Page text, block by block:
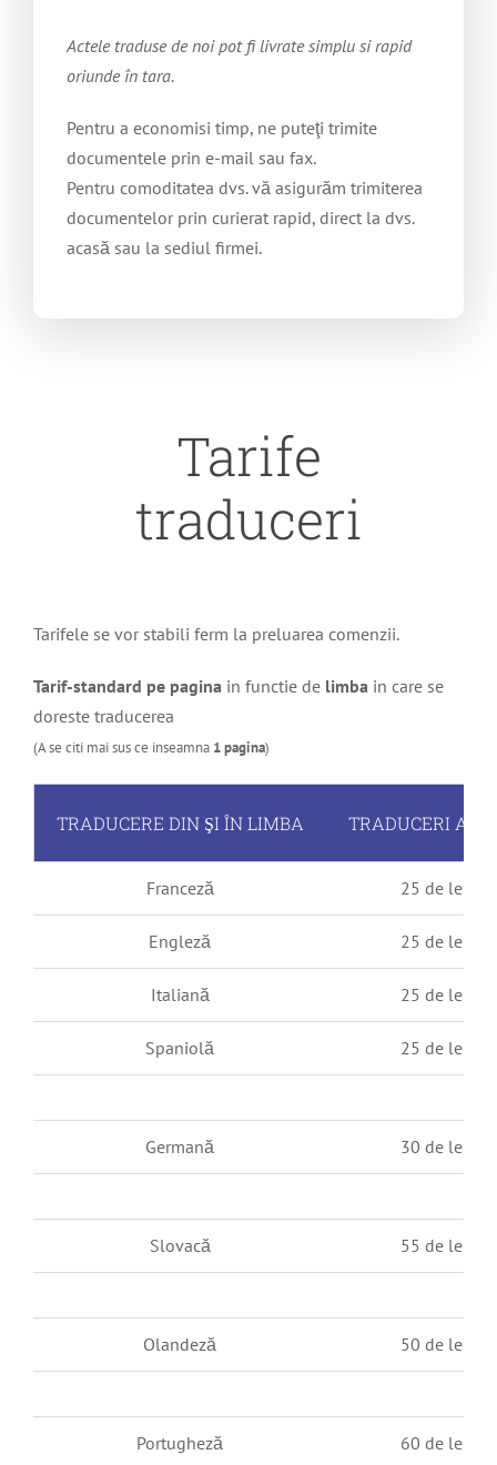
Actele traduse de noi pot fi livrate simplu si rapid
oriunde în tara.
Pentru a economisi timp, ne puteţi trimite
documentele prin e-mail sau fax.
Pentru comoditatea dvs. vă asigurăm trimiterea
documentelor prin curierat rapid, direct la dvs.
acasă sau la sediul firmei.
Tarife
traduceri
Tarifele se vor stabili ferm la preluarea comenzii.
Tarif-standard pe pagina in functie de limba in care se
doreste traducerea
(A se citi mai sus ce inseamna 1 pagina)
TRADUCERE DIN ŞI ÎN LIMBA TRADUCERI
Franceză 25 de lei /
Engleză 25 de lei /
Italiană 25 de lei /
Spaniolă 25 de lei /
Germană 30 de lei /
Slovacă 55 de lei /
Olandeză 50 de lei /
Portugheză 60 de lei /